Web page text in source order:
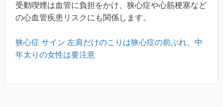
受動喫煙は血管に負担をかけ、狭心症や心筋梗塞など
の心血管疾患リスクにも関係します。
狭心症 サイン 左肩だけのこりは狭心症の前ぶれ、中
年太りの女性は要注意